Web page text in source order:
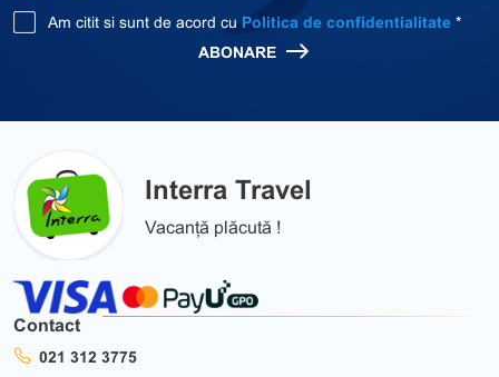
Am citit si sunt de acord cu Politica de confidentialitate *
ABONARE
Interra Travel
Vacanță plăcută !
Contact
021 312 3775